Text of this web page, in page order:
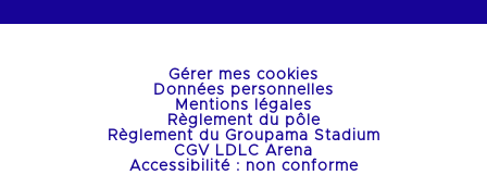
Gérer mes cookies
Données personnelles
Mentions légales
Règlement du pôle
Règlement du Groupama Stadium
CGV LDLC Arena
Accessibilité : non conforme